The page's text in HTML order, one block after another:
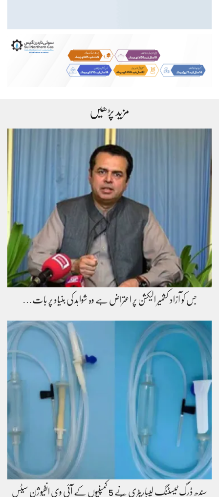
مزید پڑھیں
جس کو آزاد کشمیر الیکشن پر اعتراض ہے وہ شواہد کی بنیاد پر بات…
سندھ ڈرگ ٹیسٹنگ لیباریٹری نے 5 کمپنیوں کے آئی وی انفیوژن سیٹس